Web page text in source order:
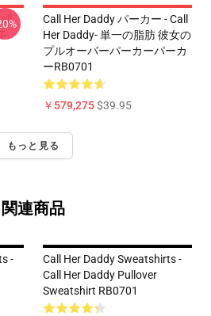
Call Her Daddy パーカー - Call
Her Daddy- 単一の脂肪 彼女の
プルオーバーパーカーパーカ
ーRB0701
￥579,275$39.95
もっと見る
関連商品
-
Call Her Daddy Sweatshirts -
Call Her Daddy Pullover
Sweatshirt RB0701